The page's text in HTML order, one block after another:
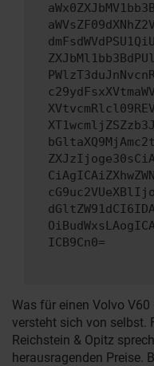
ICB9Cn0=
Was für einen Volvo
versteht sich von selbst.
Reichstein & Opitz
herausragenden Preise.